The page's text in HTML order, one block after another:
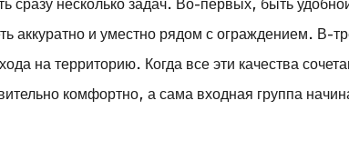
аккуратно и уместно рядом с ограждением. В-
на территорию. Когда все эти качества
комфортно, а сама входная группа